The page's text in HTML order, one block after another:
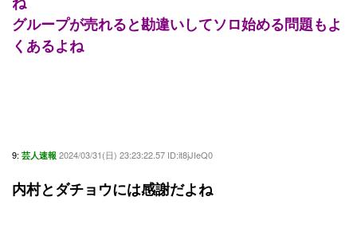
グループが売れると勘違いしてソロ始める問題もよ
くあるよね
9: 芸人速報 2024/03/31(日) 23:23:22.57 ID:it8jJIeQ0
内村とダチョウには感謝だよね